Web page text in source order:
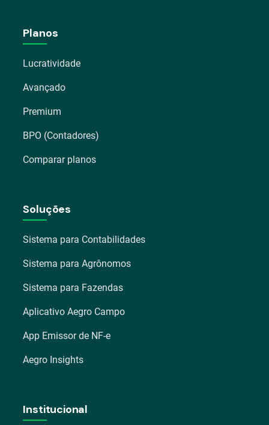
Planos
Lucratividade
Avançado
Premium
BPO (Contadores)
Comparar planos
Soluções
Sistema para Contabilidades
Sistema para Agrônomos
Sistema para Fazendas
Aplicativo Aegro Campo
App Emissor de NF-e
Aegro Insights
Institucional